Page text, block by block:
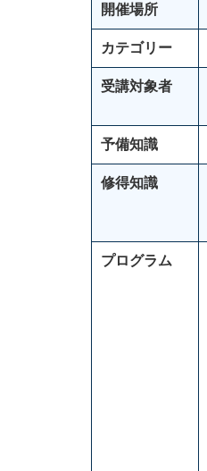
開催場所
カテゴリー
受講対象者
予備知識
修得知識
プログラム